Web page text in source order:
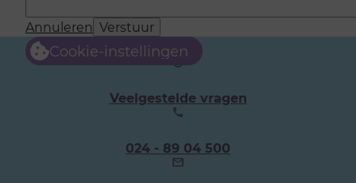
Annuleren Verstuur
Cookie-instellingen
Veelgestelde vragen
Ons
telefoonnummer:
024 - 89 04 500